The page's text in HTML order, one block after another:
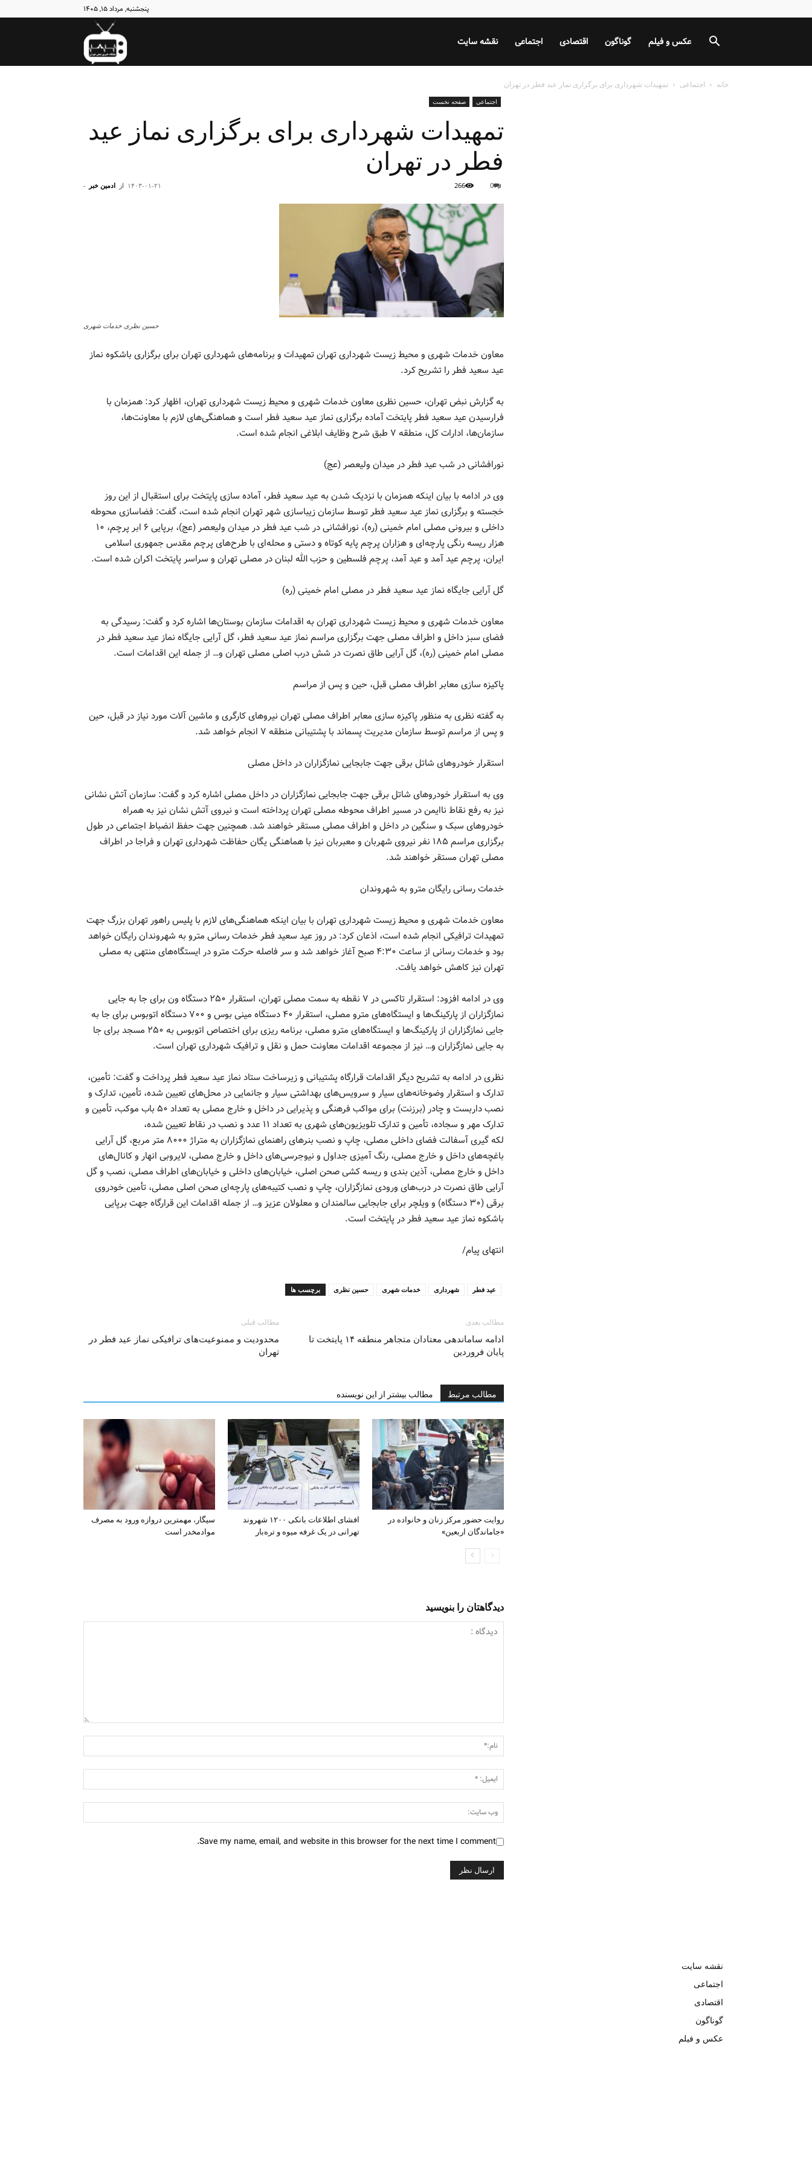
پنجشنبه, مرداد ۱۵, ۱۴۰۵
نبض نقشه سایت اجتماعی اقتصادی گوناگون عکس و فیلم
خانه اجتماعی تمهیدات شهرداری برای برگزاری نماز عید فطر در تهران
اجتماعی صفحه نخست
تمهیدات شهرداری برای برگزاری نماز عید
فطر در تهران
از ادمین خبر - ۱۴۰۳-۰۱-۲۱ 0
266
حسین نظری خدمات شهری
معاون خدمات شهری و محیط زیست شهرداری تهران تمهیدات و برنامه‌های شهرداری تهران برای برگزاری باشکوه نماز
عید سعید فطر را تشریح کرد.
به گزارش نبض تهران، حسین نظری معاون خدمات شهری و محیط زیست شهرداری تهران، اظهار کرد: همزمان با
فرارسیدن عید سعید فطر پایتخت آماده برگزاری نماز عید سعید فطر است و هماهنگی‌های لازم با معاونت‌ها،
سازمان‌ها، ادارات کل، منطقه ۷ طبق شرح وظایف ابلاغی انجام شده است.
نورافشانی در شب عید فطر در میدان ولیعصر (عج)
وی در ادامه با بیان اینکه همزمان با نزدیک شدن به عید سعید فطر، آماده سازی پایتخت برای استقبال از این روز
خجسته و برگزاری نماز عید سعید فطر توسط سازمان زیباسازی شهر تهران انجام شده است، گفت: فضاسازی محوطه
داخلی و بیرونی مصلی امام خمینی (ره)، نورافشانی در شب عید فطر در میدان ولیعصر (عج)، برپایی ۶ ابر پرچم، ۱۰
هزار ریسه رنگی پارچه‌ای و هزاران پرچم پایه کوتاه و دستی و محله‌ای با طرح‌های پرچم مقدس جمهوری اسلامی
ایران، پرچم عید آمد و عید آمد، پرچم فلسطین و حزب الله لبنان در مصلی تهران و سراسر پایتخت اکران شده است.
گل آرایی جایگاه نماز عید سعید فطر در مصلی امام خمینی (ره)
معاون خدمات شهری و محیط زیست شهرداری تهران به اقدامات سازمان بوستان‌ها اشاره کرد و گفت: رسیدگی به
فضای سبز داخل و اطراف مصلی جهت برگزاری مراسم نماز عید سعید فطر، گل آرایی جایگاه نماز عید سعید فطر در
مصلی امام خمینی (ره)، گل آرایی طاق نصرت در شش درب اصلی مصلی تهران و… از جمله این اقدامات است.
پاکیزه سازی معابر اطراف مصلی قبل، حین و پس از مراسم
به گفته نظری به منظور پاکیزه سازی معابر اطراف مصلی تهران نیروهای کارگری و ماشین آلات مورد نیاز در قبل، حین
و پس از مراسم توسط سازمان مدیریت پسماند با پشتیبانی منطقه ۷ انجام خواهد شد.
استقرار خودروهای شاتل برقی جهت جابجایی نمازگزاران در داخل مصلی
وی به استقرار خودروهای شاتل برقی جهت جابجایی نمازگزاران در داخل مصلی اشاره کرد و گفت: سازمان آتش نشانی
نیز به رفع نقاط ناایمن در مسیر اطراف محوطه مصلی تهران پرداخته است و نیروی آتش نشان نیز به همراه
خودروهای سبک و سنگین در داخل و اطراف مصلی مستقر خواهند شد. همچنین جهت حفظ انضباط اجتماعی در طول
برگزاری مراسم ۱۸۵ نفر نیروی شهربان و معبربان نیز با هماهنگی یگان حفاظت شهرداری تهران و فراجا در اطراف
مصلی تهران مستقر خواهند شد.
خدمات رسانی رایگان مترو به شهروندان
معاون خدمات شهری و محیط زیست شهرداری تهران با بیان اینکه هماهنگی‌های لازم با پلیس راهور تهران بزرگ جهت
تمهیدات ترافیکی انجام شده است، اذعان کرد: در روز عید سعید فطر خدمات رسانی مترو به شهروندان رایگان خواهد
بود و خدمات رسانی از ساعت ۴:۳۰ صبح آغاز خواهد شد و سر فاصله حرکت مترو در ایستگاه‌های منتهی به مصلی
تهران نیز کاهش خواهد یافت.
وی در ادامه افزود: استقرار تاکسی در ۷ نقطه به سمت مصلی تهران، استقرار ۲۵۰ دستگاه ون برای جا به جایی
نمازگزاران از پارکینگ‌ها و ایستگاه‌های مترو مصلی، استقرار ۴۰ دستگاه مینی بوس و ۷۰۰ دستگاه اتوبوس برای جا به
جایی نمازگزاران از پارکینگ‌ها و ایستگاه‌های مترو مصلی، برنامه ریزی برای اختصاص اتوبوس به ۲۵۰ مسجد برای جا
به جایی نمازگزاران و… نیز از مجموعه اقدامات معاونت حمل و نقل و ترافیک شهرداری تهران است.
نظری در ادامه به تشریح دیگر اقدامات قرارگاه پشتیبانی و زیرساخت ستاد نماز عید سعید فطر پرداخت و گفت: تأمین،
تدارک و استقرار وضوخانه‌های سیار و سرویس‌های بهداشتی سیار و جانمایی در محل‌های تعیین شده، تأمین، تدارک و
نصب داربست و چادر (برزنت) برای مواکب فرهنگی و پذیرایی در داخل و خارج مصلی به تعداد ۵۰ باب موکب، تأمین و
تدارک مهر و سجاده، تأمین و تدارک تلویزیون‌های شهری به تعداد ۱۱ عدد و نصب در نقاط تعیین شده،
لکه گیری آسفالت فضای داخلی مصلی، چاپ و نصب بنرهای راهنمای نمازگزاران به متراژ ۸۰۰۰ متر مربع، گل آرایی
باغچه‌های داخل و خارج مصلی، رنگ آمیزی جداول و نیوجرسی‌های داخل و خارج مصلی، لایروبی انهار و کانال‌های
داخل و خارج مصلی، آذین بندی و ریسه کشی صحن اصلی، خیابان‌های داخلی و خیابان‌های اطراف مصلی، نصب و گل
آرایی طاق نصرت در درب‌های ورودی نمازگزاران، چاپ و نصب کتیبه‌های پارچه‌ای صحن اصلی مصلی، تأمین خودروی
برقی (۳۰ دستگاه) و ویلچر برای جابجایی سالمندان و معلولان عزیز و… از جمله اقدامات این قرارگاه جهت برپایی
باشکوه نماز عید سعید فطر در پایتخت است.
انتهای پیام/
برچسب ها حسین نظری خدمات شهری شهرداری عید فطر
مطالب قبلی
محدودیت و ممنوعیت‌های ترافیکی نماز عید فطر در
تهران
مطالب بعدی
ادامه ساماندهی معتادان متجاهر منطقه ۱۴ پایتخت تا
پایان فروردین
مطالب مرتبط مطالب بیشتر از این نویسنده
سیگار، مهمترین دروازه ورود به مصرف
موادمخدر است
افشای اطلاعات بانکی ۱۲۰۰ شهروند
تهرانی در یک غرفه میوه و تره‌بار
روایت حضور مرکز زنان و خانواده در
«جاماندگان اربعین»
دیدگاهتان را بنویسید
Save my name, email, and website in this browser for the next time I comment.
نقشه سایت
اجتماعی
اقتصادی
گوناگون
عکس و فیلم